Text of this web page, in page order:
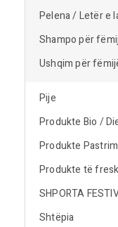
Pelena / Letër e
Shampo për
Ushqim për
Pije
Produkte Bio /
Produkte
Produkte të
SHPORTA
Shtëpia